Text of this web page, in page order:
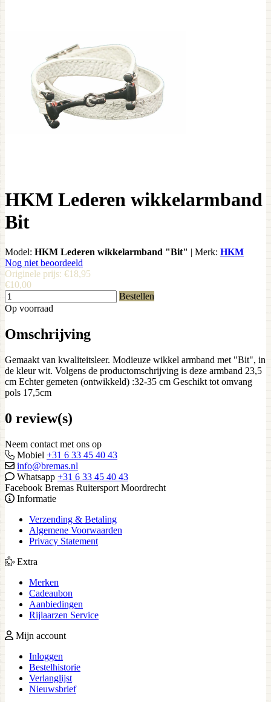
HKM Lederen wikkelarmband
Bit
Model: HKM Lederen wikkelarmband "Bit" | Merk: HKM
Nog niet beoordeeld
Originele prijs: €18,95
€10,00
Bestellen
Op voorraad
Omschrijving
Gemaakt van kwaliteitsleer. Modieuze wikkel armband met "Bit", in
de kleur wit. Volgens de productomschrijving is deze armband 23,5
cm Echter gemeten (ontwikkeld) :32-35 cm Geschikt tot omvang
pols 17,5cm
0 review(s)
Neem contact met ons op
Mobiel +31 6 33 45 40 43
info@bremas.nl
Whatsapp +31 6 33 45 40 43
Facebook Bremas Ruitersport Moordrecht
Informatie
Verzending & Betaling
Algemene Voorwaarden
Privacy Statement
Extra
Merken
Cadeaubon
Aanbiedingen
Rijlaarzen Service
Mijn account
Inloggen
Bestelhistorie
Verlanglijst
Nieuwsbrief